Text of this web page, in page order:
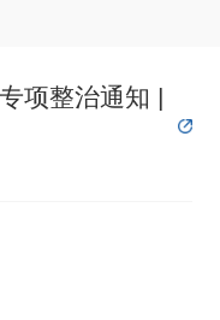
项整治通知 |